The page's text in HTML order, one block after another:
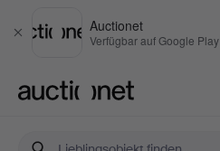
Schließen
Auctionet
Verfügbar auf Google Play